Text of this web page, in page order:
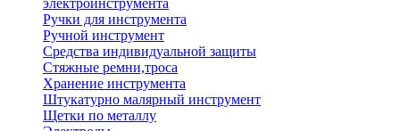
электроинструмента
Ручки для инструмента
Ручной инструмент
Средства индивидуальной защиты
Стяжные ремни,троса
Хранение инструмента
Штукатурно малярный инструмент
Щетки по металлу